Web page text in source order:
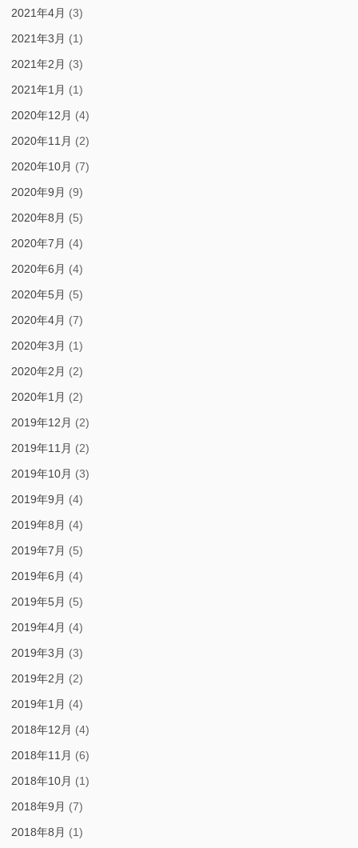
2021年4月 (3)
2021年3月 (1)
2021年2月 (3)
2021年1月 (1)
2020年12月 (4)
2020年11月 (2)
2020年10月 (7)
2020年9月 (9)
2020年8月 (5)
2020年7月 (4)
2020年6月 (4)
2020年5月 (5)
2020年4月 (7)
2020年3月 (1)
2020年2月 (2)
2020年1月 (2)
2019年12月 (2)
2019年11月 (2)
2019年10月 (3)
2019年9月 (4)
2019年8月 (4)
2019年7月 (5)
2019年6月 (4)
2019年5月 (5)
2019年4月 (4)
2019年3月 (3)
2019年2月 (2)
2019年1月 (4)
2018年12月 (4)
2018年11月 (6)
2018年10月 (1)
2018年9月 (7)
2018年8月 (1)